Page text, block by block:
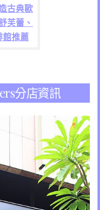
古典歐
芙蕾、
館推薦
分店資訊